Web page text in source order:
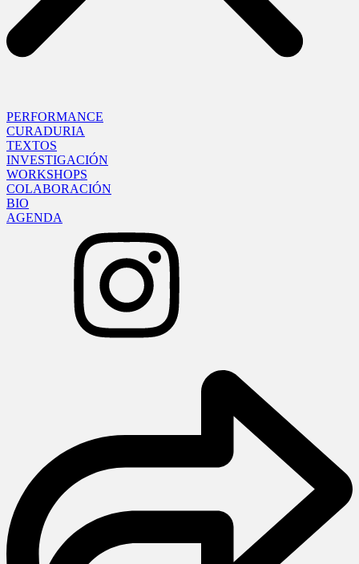
PERFORMANCE
CURADURIA
TEXTOS
INVESTIGACIÓN
WORKSHOPS
COLABORACIÓN
BIO
AGENDA